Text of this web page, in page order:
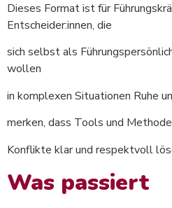
Dieses Format ist für
Entscheider:innen, die
sich selbst als
wollen
in komplexen Situationen Ruhe
merken, dass Tools und
Konflikte klar und respektvoll
Was passiert